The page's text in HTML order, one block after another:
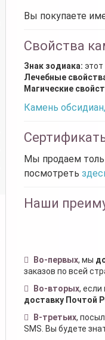
Вы покупаете
Свойства
Знак зодиака:
Лечебные
Магические
Камень
Мы продаем
посмотреть
Наши
Во-первых, мы
заказов по всей
Во-вторых, если
доставку Почтой
В-третьих,
SMS. Вы будете